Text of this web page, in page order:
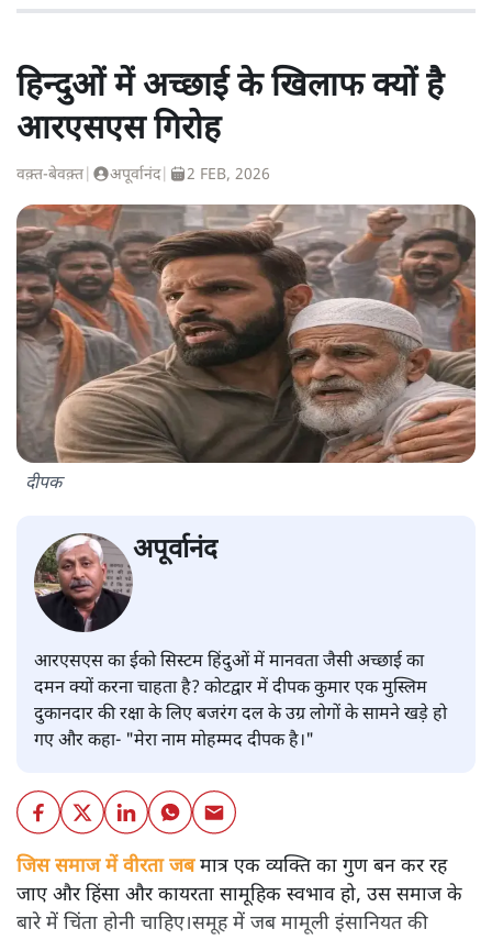
हिन्दुओं में अच्छाई के खिलाफ क्यों है
आरएसएस गिरोह
वक़्त-बेवक़्त अपूर्वानंद| 2 FEB, 2026
दीपक
अपूर्वानंद
आरएसएस का ईको सिस्टम हिंदुओं में मानवता जैसी अच्छाई का
दमन क्यों करना चाहता है? कोटद्वार में दीपक कुमार एक मुस्लिम
दुकानदार की रक्षा के लिए बजरंग दल के उग्र लोगों के सामने खड़े हो
गए और कहा- "मेरा नाम मोहम्मद दीपक है।"
जिस समाज में वीरता जबमात्र एक व्यक्ति का गुण बन कर रह
जाए और हिंसा और कायरता सामूहिक स्वभाव हो, उस समाज के
बारे में चिंता होनी चाहिए।समूह में जब मामूली इंसानियत की